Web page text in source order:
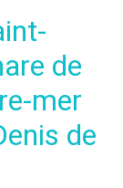
de
mer
de